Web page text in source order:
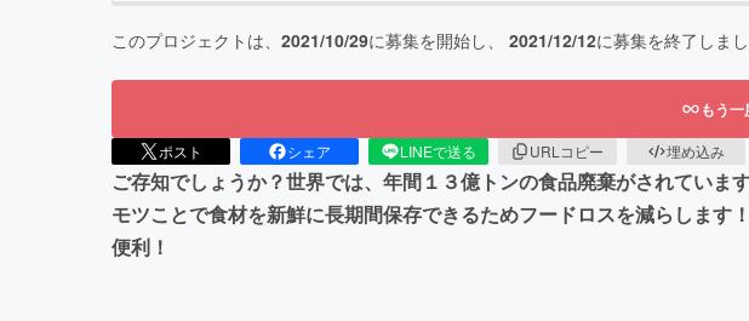
このプロジェクトは、 2021/10/29に募集を開始し、 2021/12/12に募集を終了しま
もう
ポスト シェア LINEで送る URLコピー 埋め込み
ご存知でしょうか？世界では、年間１３億トンの食品廃棄がされてい
モツことで食材を新鮮に長期間保存できるためフードロスを減らしま
便利！